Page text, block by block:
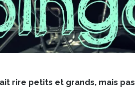
rire petits et grands, mais